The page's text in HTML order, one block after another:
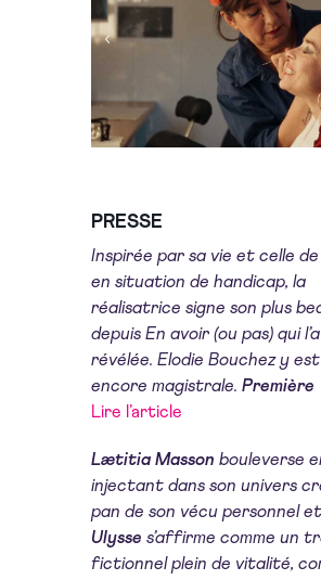
PRESSE
Inspirée par sa vie et celle
en situation de handicap, la
réalisatrice signe son plus
depuis En avoir (ou pas) qui
révélée. Elodie Bouchez y
encore magistrale. Première
Lire l’article
Lætitia Masson bouleverse
injectant dans son univers
pan de son vécu personnel
Ulysse s’affirme comme un
fictionnel plein de vitalité,